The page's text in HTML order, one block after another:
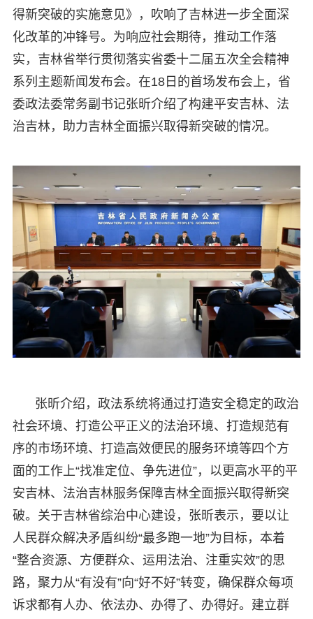
得新突破的实施意见》，吹响了吉林进一步全面深
化改革的冲锋号。为响应社会期待，推动工作落
实，吉林省举行贯彻落实省委十二届五次全会精神
系列主题新闻发布会。在18日的首场发布会上，省
委政法委常务副书记张昕介绍了构建平安吉林、法
治吉林，助力吉林全面振兴取得新突破的情况。
张昕介绍，政法系统将通过打造安全稳定的政治
社会环境、打造公平正义的法治环境、打造规范有
序的市场环境、打造高效便民的服务环境等四个方
面的工作上“找准定位、争先进位”，以更高水平的平
安吉林、法治吉林服务保障吉林全面振兴取得新突
破。关于吉林省综治中心建设，张昕表示，要以让
人民群众解决矛盾纠纷“最多跑一地”为目标，本着
“整合资源、方便群众、运用法治、注重实效”的思
路，聚力从“有没有”向“好不好”转变，确保群众每项
诉求都有人办、依法办、办得了、办得好。建立群